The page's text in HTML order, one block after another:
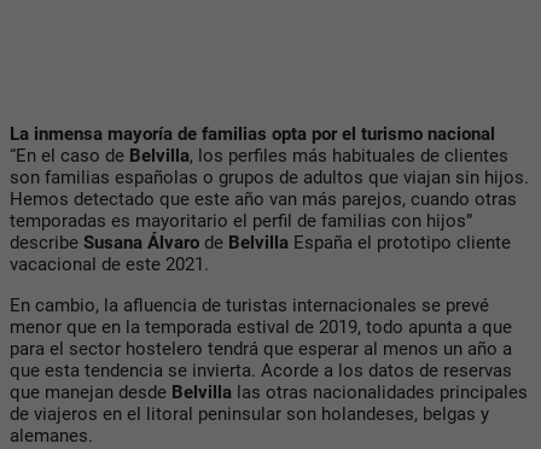
La inmensa mayoría de familias opta por el turismo nacional
“En el caso de Belvilla, los perfiles más habituales de clientes
son familias españolas o grupos de adultos que viajan sin hijos.
Hemos detectado que este año van más parejos, cuando otras
temporadas es mayoritario el perfil de familias con hijos”
describe Susana Álvaro de Belvilla España el prototipo cliente
vacacional de este 2021.
En cambio, la afluencia de turistas internacionales se prevé
menor que en la temporada estival de 2019, todo apunta a que
para el sector hostelero tendrá que esperar al menos un año a
que esta tendencia se invierta. Acorde a los datos de reservas
que manejan desde Belvilla las otras nacionalidades principales
de viajeros en el litoral peninsular son holandeses, belgas y
alemanes.